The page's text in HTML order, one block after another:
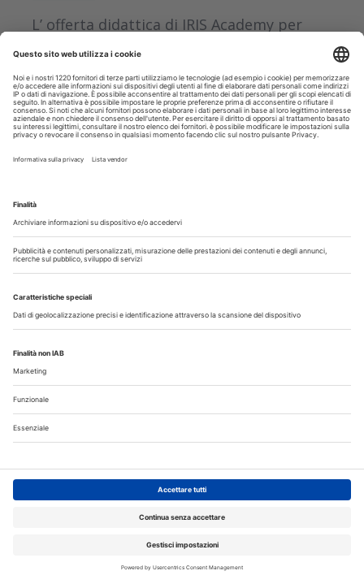
L’ offerta didattica di IRIS Academy per
terapie odontoiatriche
Ogni giorno medicina e odontoiatria fanno passi avanti
sviluppando nuovi approcci terapeutici e tecnologie che
consentono di proporre ai pazienti riabilitazioni sempre più
veloci e...
Approfondisci
Speciali in Evidenza
Speciale sbiancamento domiciliare a cura di Kulzer